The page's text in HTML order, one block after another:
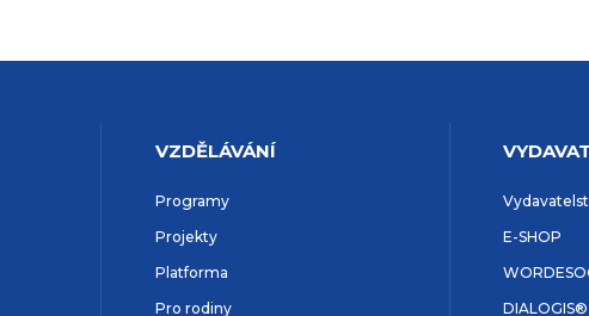
VZDĚLÁVÁNÍ
Programy
Projekty
Platforma
Pro rodiny
E-SHOP